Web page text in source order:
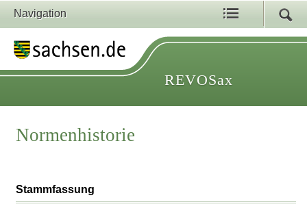
Navigation
REVOSax
Normenhistorie
Stammfassung